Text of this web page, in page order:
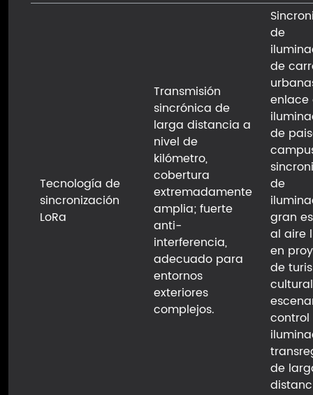
Tecnología de
sincronización
LoRa
Transmisión
sincrónica de
larga distancia a
nivel de
kilómetro,
cobertura
extremadamente
amplia; fuerte
anti-
interferencia,
adecuado para
entornos
exteriores
complejos.
de
de
enlace
de
de
gran
al aire
en
de
control
de